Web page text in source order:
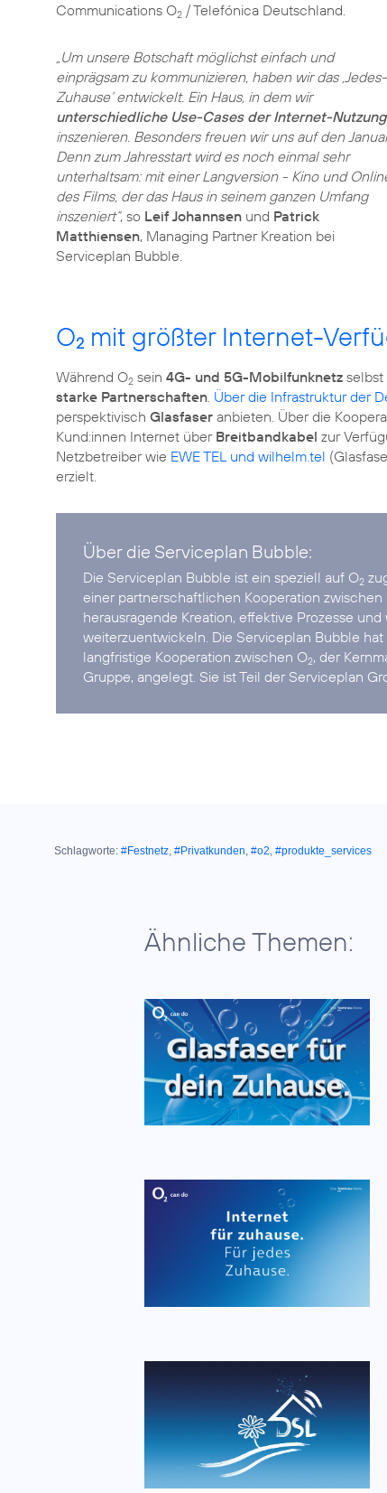
Communications O2 / Telefónica Deutschland.
„Um unsere Botschaft möglichst einfach und
einprägsam zu kommunizieren, haben wir das ‚Jedes-
Zuhause‘ entwickelt. Ein Haus, in dem wir
unterschiedliche Use-Cases der Internet-Nutzung
inszenieren. Besonders freuen wir uns auf den
Denn zum Jahresstart wird es noch einmal sehr
unterhaltsam: mit einer Langversion - Kino und
des Films, der das Haus in seinem ganzen Umfang
inszeniert“, so Leif Johannsen und Patrick
Matthiensen, Managing Partner Kreation bei
Serviceplan Bubble.
O2 mit größter Internet-
Während O2 sein 4G- und 5G-Mobilfunknetz selbst
starke Partnerschaften Über die Infrastruktur der
perspektivisch Glasfaser anbieten. Über die
Kund:innen Internet über Breitbandkabel zur
Netzbetreiber wie EWE TEL und wilhelm.tel
erzielt.
Über die Serviceplan Bubble:
Die Serviceplan Bubble ist ein speziell auf O2
einer partnerschaftlichen Kooperation
herausragende Kreation, effektive Prozesse
weiterzuentwickeln. Die Serviceplan Bubble
langfristige Kooperation zwischen O2, der
Gruppe, angelegt. Sie ist Teil der Serviceplan
Schlagworte: #Festnetz, #Privatkunden, #o2, #produkte_services
Ähnliche Themen: